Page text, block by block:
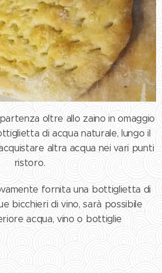
oltre allo zaino in omaggio
di acqua naturale, lungo il
altra acqua nei vari punti
ristoro.
fornita una bottiglietta di
bicchieri di vino, sarà possibile
acqua, vino o bottiglie